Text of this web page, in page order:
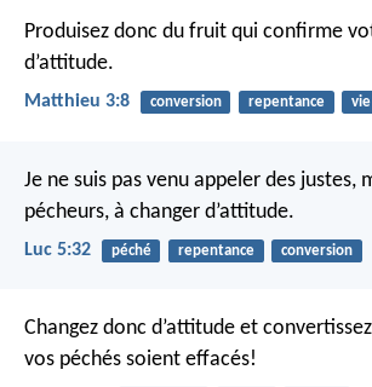
Produisez donc du fruit qui confirme
d’attitude.
Matthieu 3:8 conversion repentance vie
Je ne suis pas venu appeler des justes,
pécheurs, à changer d’attitude.
Luc 5:32 péché repentance conversion
Changez donc d’attitude et
vos péchés soient effacés!